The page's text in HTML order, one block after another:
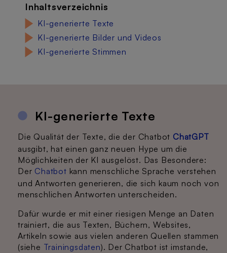
Inhaltsverzeichnis
KI-generierte Texte
KI-generierte Bilder und Videos
KI-generierte Stimmen
KI-generierte Texte
Die Qualität der Texte, die der Chatbot ChatGPT
ausgibt, hat einen ganz neuen Hype um die
Möglichkeiten der KI ausgelöst. Das Besondere:
Der Chatbot kann menschliche Sprache verstehen
und Antworten generieren, die sich kaum noch von
menschlichen Antworten unterscheiden.
Dafür wurde er mit einer riesigen Menge an Daten
trainiert, die aus Texten, Büchern, Websites,
Artikeln sowie aus vielen anderen Quellen stammen
(siehe Trainingsdaten). Der Chatbot ist imstande,